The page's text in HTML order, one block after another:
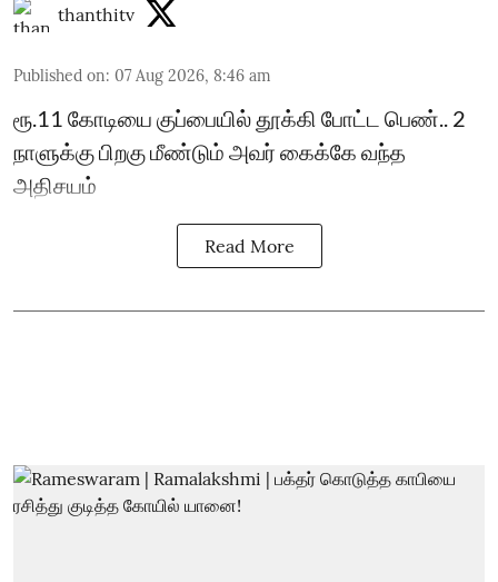
thanthitv
Published on: 07 Aug 2026, 8:46 am
ரூ.11 கோடியை குப்பையில் தூக்கி போட்ட பெண்.. 2
நாளுக்கு பிறகு மீண்டும் அவர் கைக்கே வந்த
அதிசயம்
Read More